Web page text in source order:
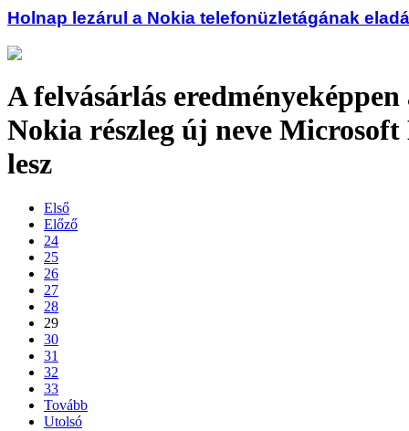
Holnap lezárul a Nokia telefonüzletágának
A felvásárlás eredményeképpen
Nokia részleg új neve
lesz
Első
Előző
24
25
26
27
28
29
30
31
32
33
Tovább
Utolsó